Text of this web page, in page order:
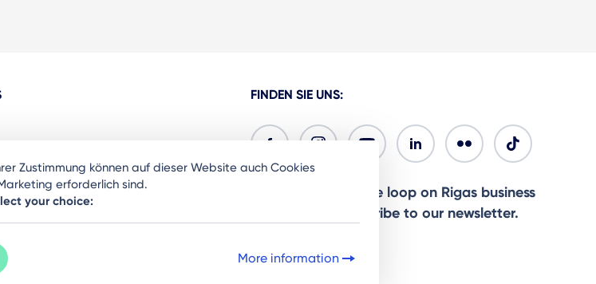
FINDEN SIE UNS:
Ready to stay in the loop on Rigas business
community? Subscribe to our newsletter.
Sign Up
Zustimmung können auf dieser Website auch Cookies
erforderlich sind.
your choice:
More information